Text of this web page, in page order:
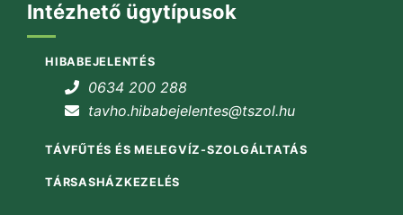
Intézhető ügytípusok
HIBABEJELENTÉS
0634 200 288
tavho.hibabejelentes@tszol.hu
TÁVFŰTÉS ÉS MELEGVÍZ-SZOLGÁLTATÁS
TÁRSASHÁZKEZELÉS